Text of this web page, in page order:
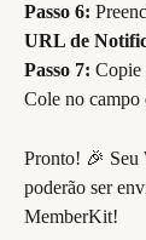
Passo 6:
URL de
Passo 7: Copie
Cole no campo
Pronto! 🎉 Seu
poderão ser
MemberKit!